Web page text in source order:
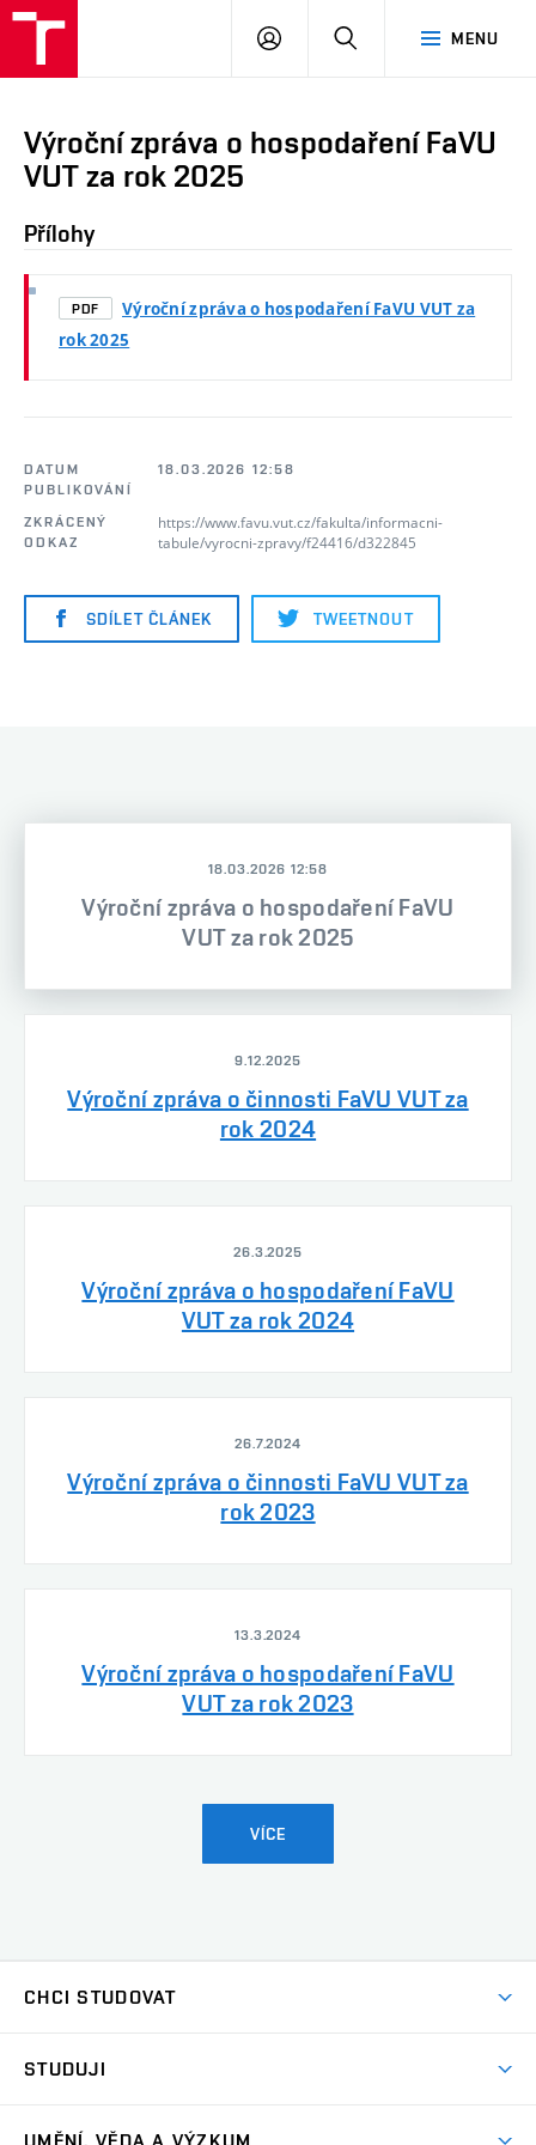
MENU
PŘIHLÁSIT
Výroční zpráva o hospodaření FaVU
VUT za rok 2025
Přílohy
PDF
Výroční zpráva o hospodaření FaVU VUT za
rok 2025
DATUM
PUBLIKOVÁNÍ
18.03.2026 12:58
ZKRÁCENÝ
ODKAZ
https://www.favu.vut.cz/fakulta/informacni-
tabule/vyrocni-zpravy/f24416/d322845
SDÍLET ČLÁNEK TWEETNOUT
18.03.2026 12:58
Výroční zpráva o hospodaření FaVU
VUT za rok 2025
9.12.2025
Výroční zpráva o činnosti FaVU VUT za
rok 2024
26.3.2025
Výroční zpráva o hospodaření FaVU
VUT za rok 2024
26.7.2024
Výroční zpráva o činnosti FaVU VUT za
rok 2023
13.3.2024
Výroční zpráva o hospodaření FaVU
VUT za rok 2023
VÍCE
CHCI STUDOVAT
Přijímačky
STUDUJI